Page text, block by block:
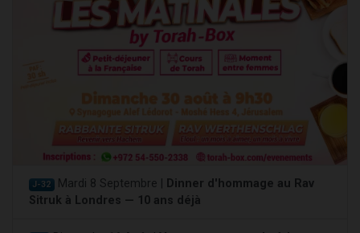
J-32 Mardi 8 Septembre |
Dinner d'hommage au Rav
Sitruk à Londres — 10 ans déjà